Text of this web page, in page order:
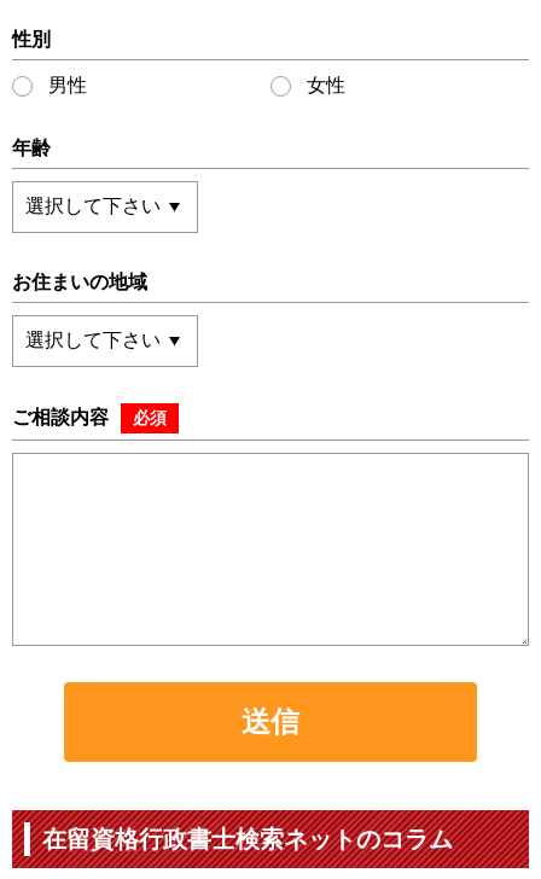
性別
男性 女性
年齢
お住まいの地域
ご相談内容 必須
送信
在留資格行政書士検索ネットのコラム